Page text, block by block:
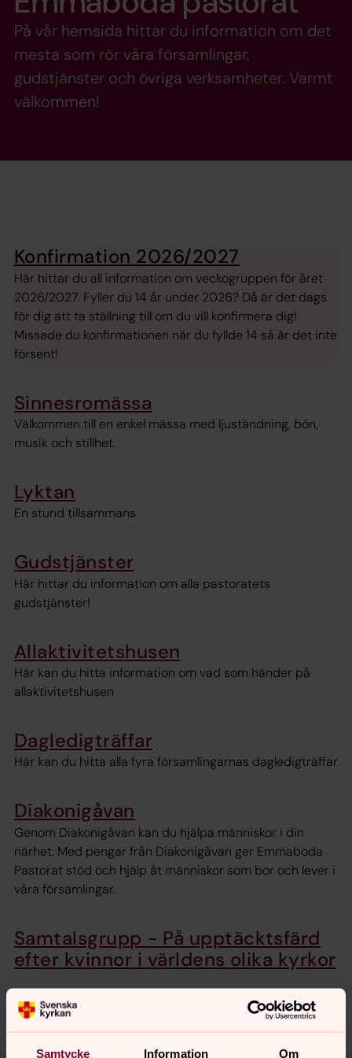
Samtycke Information Om
På vår hemsida hittar du information om det
mesta som rör våra församlingar,
gudstjänster och övriga verksamheter. Varmt
välkommen!
Konfirmation 2026/2027
Här hittar du all information om veckogruppen för året
2026/2027. Fyller du 14 år under 2026? Då är det dags
för dig att ta ställning till om du vill konfirmera dig!
Missade du konfirmationen när du fyllde 14 så är det inte
försent!
Sinnesromässa
Välkommen till en enkel mässa med ljuständning, bön,
musik och stillhet.
Lyktan
En stund tillsammans
Gudstjänster
Här hittar du information om alla pastoratets
gudstjänster!
Allaktivitetshusen
Här kan du hitta information om vad som händer på
allaktivitetshusen
Dagledigträffar
Här kan du hitta alla fyra församlingarnas dagledigträffar
Diakonigåvan
Genom Diakonigåvan kan du hjälpa människor i din
närhet. Med pengar från Diakonigåvan ger Emmaboda
Pastorat stöd och hjälp åt människor som bor och lever i
våra församlingar.
Samtalsgrupp - På upptäcktsfärd
efter kvinnor i världens olika kyrkor
Kyrkogårdsförvaltningen
Svenska kyrkan i Emmaboda är huvudman för
begravningsverksamheten i Emmaboda kommun.